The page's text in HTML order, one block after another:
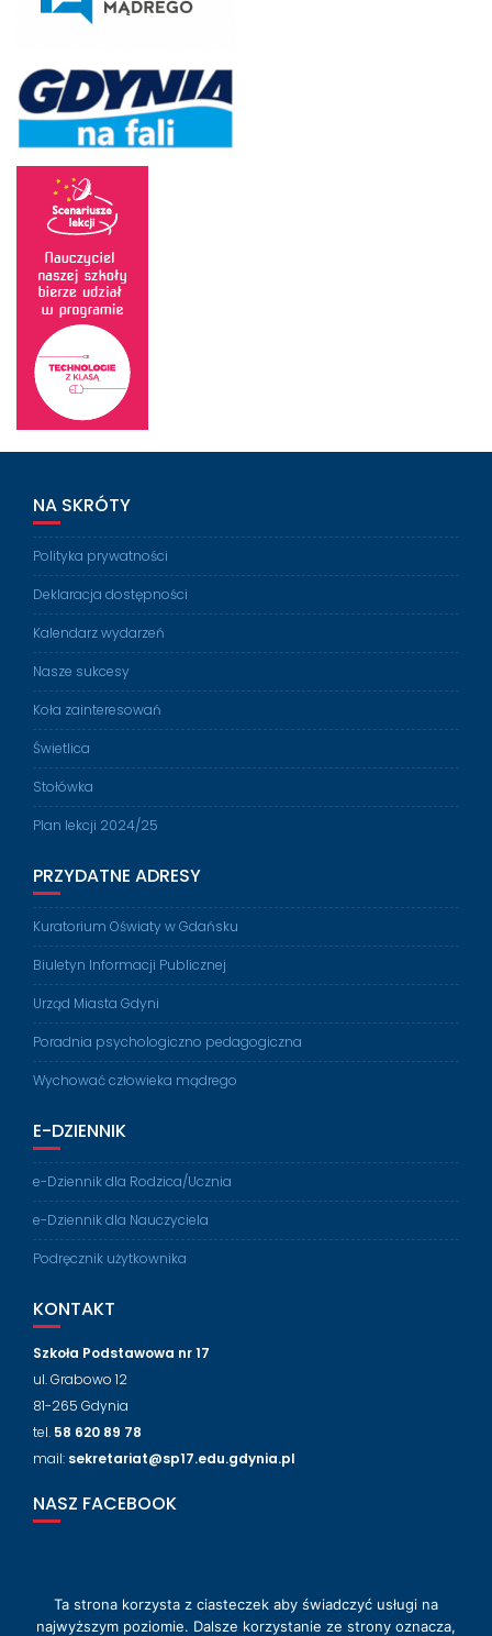
NA SKRÓTY
Polityka prywatności
Deklaracja dostępności
Kalendarz wydarzeń
Nasze sukcesy
Koła zainteresowań
Świetlica
Stołówka
Plan lekcji 2024/25
PRZYDATNE ADRESY
Kuratorium Oświaty w Gdańsku
Biuletyn Informacji Publicznej
Urząd Miasta Gdyni
Poradnia psychologiczno pedagogiczna
Wychować człowieka mądrego
E-DZIENNIK
e-Dziennik dla Rodzica/Ucznia
e-Dziennik dla Nauczyciela
Podręcznik użytkownika
KONTAKT
Szkoła Podstawowa nr 17
ul. Grabowo 12
81-265 Gdynia
tel. 58 620 89 78
mail: sekretariat@sp17.edu.gdynia.pl
NASZ FACEBOOK
© 2018-2024 Szkoła Podstawowa nr 17 w Gdyni
Ta strona korzysta z ciasteczek aby świadczyć usługi na
najwyższym poziomie. Dalsze korzystanie ze strony oznacza,